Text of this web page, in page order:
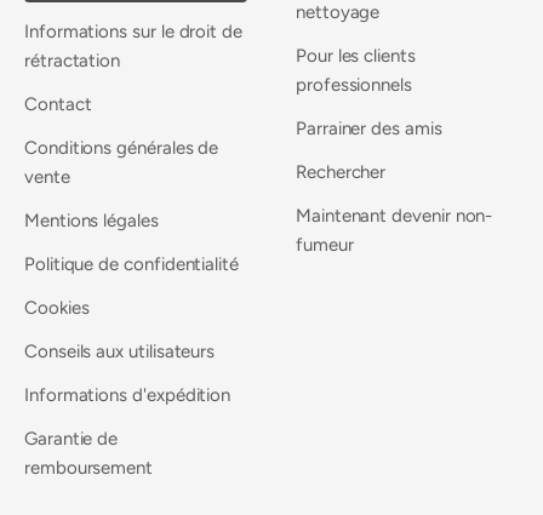
Informations sur le droit de
rétractation
Contact
Conditions générales de
vente
Mentions légales
Politique de confidentialité
Cookies
Conseils aux utilisateurs
Informations d'expédition
Garantie de
remboursement
nettoyage
Pour les clients
professionnels
Parrainer des amis
Rechercher
Maintenant devenir non-
fumeur